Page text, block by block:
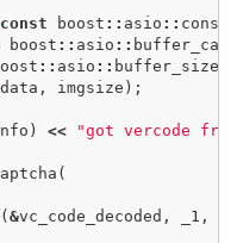
const boost :: asio ::
boost :: asio :: buffer_cast
:: asio :: buffer_size
data , imgsize ) ;
) << "got vercode
(
(&vc_code_decoded , _1 ,